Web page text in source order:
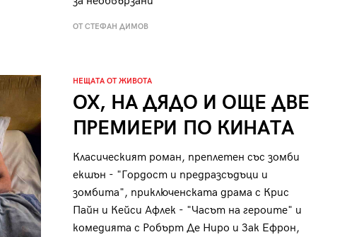
ОТ СТЕФАН ДИМОВ
НЕЩАТА ОТ ЖИВОТА
ОХ, НА ДЯДО И ОЩЕ ДВЕ
ПРЕМИЕРИ ПО КИНАТА
Класическият роман, преплетен със зомби
екшън - "Гордост и предразсъдъци и
зомбита", приключенската драма с Крис
Пайн и Кейси Афлек - "Часът на героите" и
комедията с Робърт Де Ниро и Зак Ефрон,